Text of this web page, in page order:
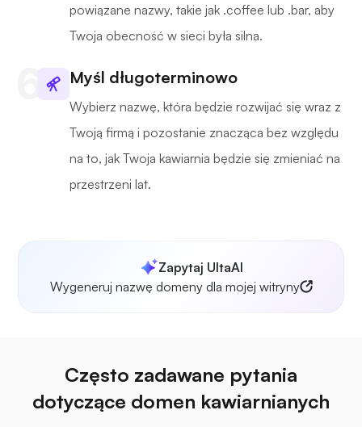
powiązane nazwy, takie jak .coffee lub .bar, aby
Twoja obecność w sieci była silna.
Myśl długoterminowo
Wybierz nazwę, która będzie rozwijać się wraz z
Twoją firmą i pozostanie znacząca bez względu
na to, jak Twoja kawiarnia będzie się zmieniać na
przestrzeni lat.
Zapytaj UltaAI
Wygeneruj nazwę domeny dla mojej witryny
Często zadawane pytania
dotyczące domen kawiarnianych